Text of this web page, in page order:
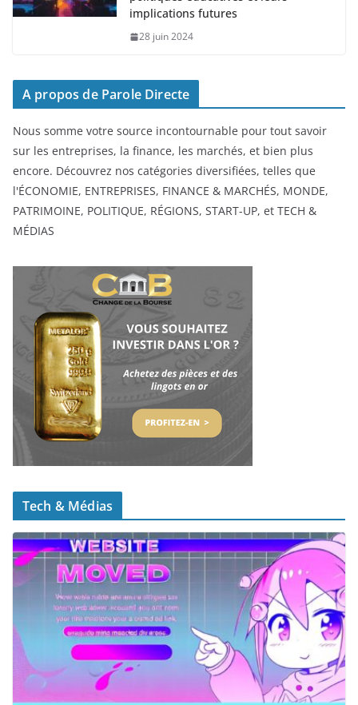
implications futures
28 juin 2024
A propos de Parole Directe
Nous somme votre source incontournable pour tout savoir
sur les entreprises, la finance, les marchés, et bien plus
encore. Découvrez nos catégories diversifiées, telles que
l'ÉCONOMIE, ENTREPRISES, FINANCE & MARCHÉS, MONDE,
PATRIMOINE, POLITIQUE, RÉGIONS, START-UP, et TECH &
MÉDIAS
Tech & Médias